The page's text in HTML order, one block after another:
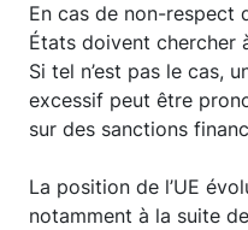
En cas de non-respect
États doivent chercher
Si tel n’est pas le cas,
excessif peut être
sur des sanctions
La position de l’UE
notamment à la suite